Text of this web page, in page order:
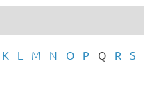
K L M N O P Q R
S